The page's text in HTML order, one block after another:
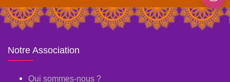
Notre Association
Qui sommes-nous ?